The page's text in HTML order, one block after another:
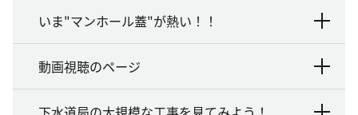
いま"マンホール蓋"が熱い！！
動画視聴のページ